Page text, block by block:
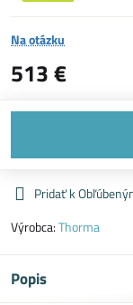
Na otázku
513 €
Pridať k
Výrobca:Thorma
Popis